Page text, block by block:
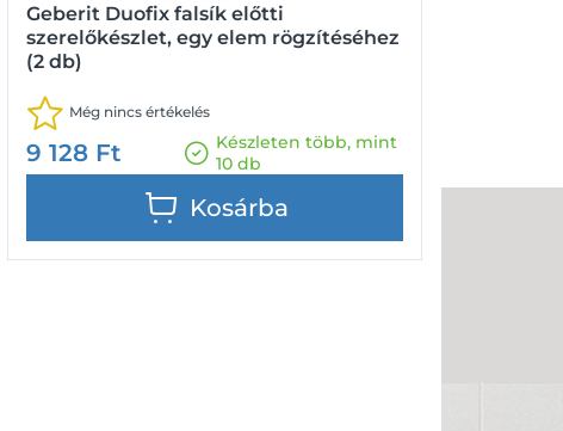
Geberit Duofix falsík előtti
szerelőkészlet, egy elem rögzítéséhez
(2 db)
Még nincs értékelés
9 128 Ft
Készleten több, mint
10 db
Kosárba